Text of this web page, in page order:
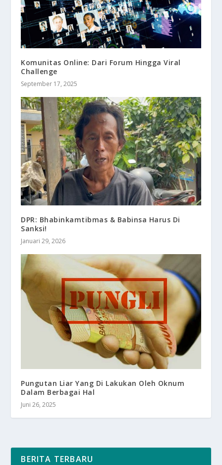
Komunitas Online: Dari Forum Hingga Viral
Challenge
September 17, 2025
DPR: Bhabinkamtibmas & Babinsa Harus Di
Sanksi!
Januari 29, 2026
Pungutan Liar Yang Di Lakukan Oleh Oknum
Dalam Berbagai Hal
Juni 26, 2025
BERITA TERBARU